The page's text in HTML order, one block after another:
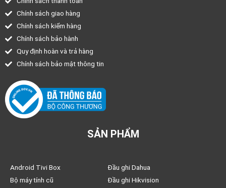
Chính sách giao hàng
Chính sách kiểm hàng
Chính sách bảo hành
Quy định hoàn và trả hàng
Chính sách bảo mật thông tin
SẢN PHẨM
Android Tivi Box
Bộ máy tính cũ
Đầu ghi Dahua
Đầu ghi Hikvision